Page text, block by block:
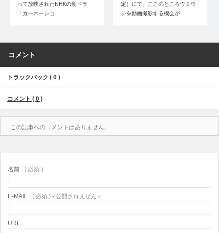
って放映されたNHKの朝ドラ
「カーネーショ…
定）にて、ここのところウミウ
シを動画撮影する機会が…
コメント
トラックバック ( 0 )
コメント ( 0 )
この記事へのコメントはありません。
名前 ( 必須 )
E-MAIL ( 必須 ) - 公開されません -
URL